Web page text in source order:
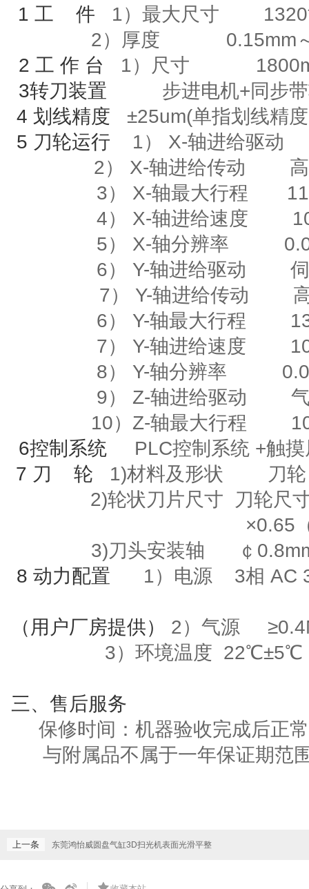
1 工 件 1）最大尺寸
2）厚度
0.15mm
2工作 台 1）尺寸
3转刀装置 步进电机+同步
4划线精度 ±25um(单指划线精
5 刀轮运行 1） X-轴进给驱动
2）
X-轴进给传动
3）
X-轴最大行程
4）
X-轴进给速度
5）
X-轴分辨率
6）
Y-轴进给驱动
7） Y-轴进给传动
6）
Y-轴最大行程
7）
Y-轴进给速度
8）
Y-轴分辨率
9）
Z-轴进给驱动
10） Z-轴最大行程
6控制系统 PLC控制系统 +触
7 刀 轮 1)材料及形状
刀轮
2)轮状刀片尺寸
刀轮尺
×0.65
3)刀头安装轴
￠
8 动力配置 1）电源 3相 AC
（用户厂房提供） 2）气源 ≥
3）环境温度 22℃±5℃
三、售后服务
保修时间：机器验收完成后正
与附属品不属于一年保证期范
上一条 东莞鸿怡威圆盘气缸3D扫光机表面光滑平整